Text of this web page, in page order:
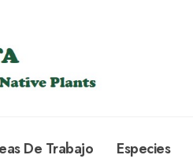
De Trabajo Especies